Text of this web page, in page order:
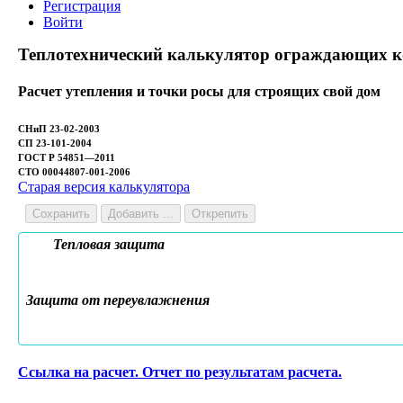
Регистрация
Войти
Теплотехнический калькулятор ограждающих
Расчет утепления и точки росы для строящих свой дом
СНиП 23-02-2003
СП 23-101-2004
ГОСТ Р 54851—2011
СТО 00044807-001-2006
Старая версия калькулятора
Сохранить Добавить ... Открепить
Тепловая защита
Защита от переувлажнения
Ссылка на расчет. Отчет по результатам расчета.